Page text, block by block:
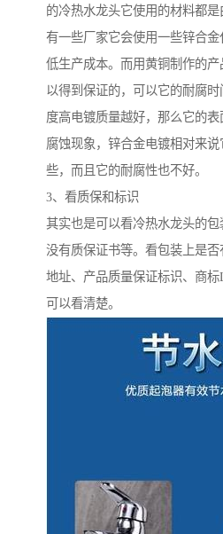
的冷热水龙头它使用的材料都
有一些厂家它会使用一些锌合
低生产成本。而用黄铜制作的产
以得到保证的，可以它的耐腐
度高电镀质量越好，那么它的
腐蚀现象，锌合金电镀相对来
些，而且它的耐腐性也不好。
3、看质保和标识
其实也是可以看冷热水龙头的
没有质保证书等。看包装上是否
地址、产品质量保证标识、商
可以看清楚。